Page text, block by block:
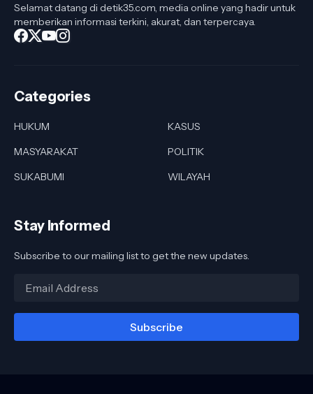
Selamat datang di detik35.com, media online yang hadir untuk
memberikan informasi terkini, akurat, dan terpercaya.
Categories
HUKUM
KASUS
MASYARAKAT
POLITIK
SUKABUMI
WILAYAH
Stay Informed
Subscribe to our mailing list to get the new updates.